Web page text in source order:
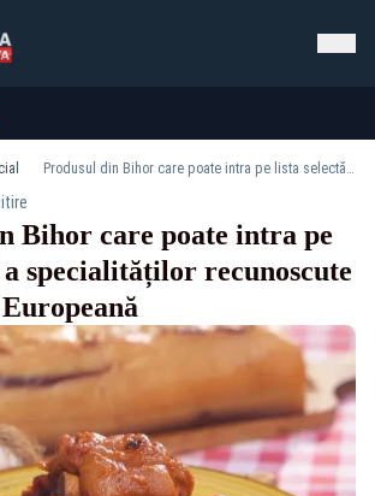
Produsul din Bihor care poate intra pe lista selectă a specialităților recunoscute de Uniunea Europeană
Bihor care poate intra pe
specialităților recunoscute